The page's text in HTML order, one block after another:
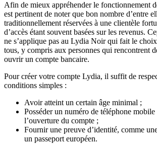
Afin de mieux appréhender le fonctionnement
est pertinent de noter que bon nombre d’entre
traditionnellement réservées à une clientèle
d’accès étant souvent basées sur les revenus.
ne s’applique pas au Lydia Noir qui fait le choix
tous, y compris aux personnes qui rencontrent
ouvrir un compte bancaire.
Pour créer votre compte Lydia, il suffit de
conditions simples :
Avoir atteint un certain âge minimal ;
Posséder un numéro de téléphone
l’ouverture du compte ;
Fournir une preuve d’identité, comme
un passeport européen.